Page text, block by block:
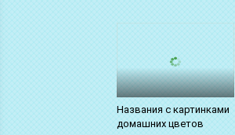
Названия с картинками
домашних цветов